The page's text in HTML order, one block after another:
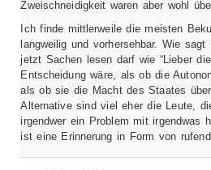
Zweischneidigkeit waren aber wohl
Ich finde mittlerweile die meisten
langweilig und vorhersehbar. Wie
jetzt Sachen lesen darf wie “Lieber
Entscheidung wäre, als ob die
als ob sie die Macht des Staates
Alternative sind viel eher die Leute,
irgendwer ein Problem mit irgendwas
ist eine Erinnerung in Form von